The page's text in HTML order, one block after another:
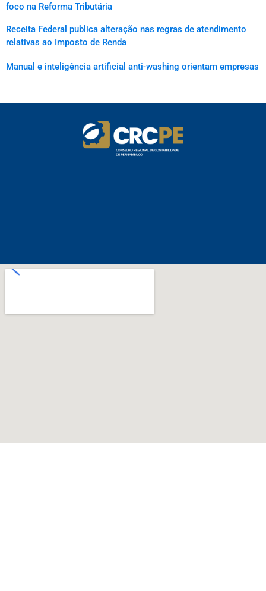
foco na Reforma Tributária
Receita Federal publica alteração nas regras de atendimento
relativas ao Imposto de Renda
Manual e inteligência artificial anti-washing orientam empresas